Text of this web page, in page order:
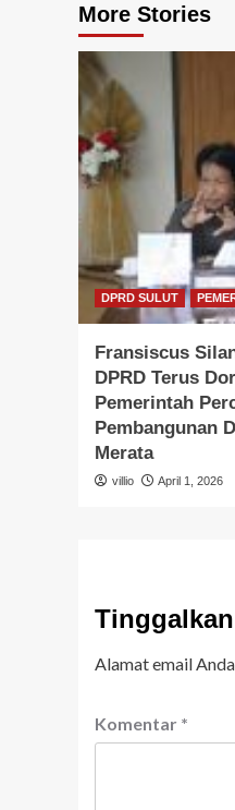
More Stories
DPRD SULUT
Fransiscus
DPRD Terus
Pemerintah
Pembangunan
Merata
villio April 1, 2026
Alamat email
Komentar *